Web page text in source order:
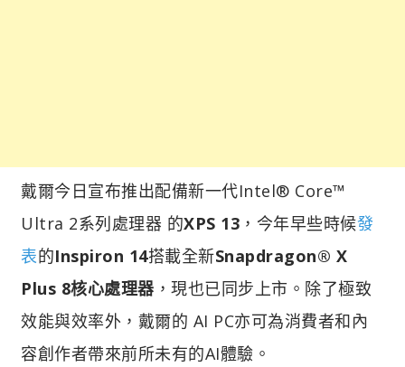
戴爾今日宣布推出配備新一代Intel® Core™
Ultra 2系列處理器 的XPS 13 ，今年早些時候發
表的Inspiron 14搭載全新Snapdragon® X
Plus 8核心處理器 ，現也已同步上市。除了極致
效能與效率外，戴爾的 AI PC亦可為消費者和內
容創作者帶來前所未有的AI體驗。